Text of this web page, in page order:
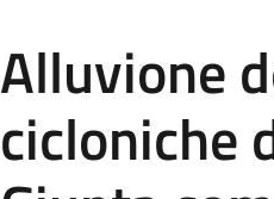
Alluvione
cicloniche